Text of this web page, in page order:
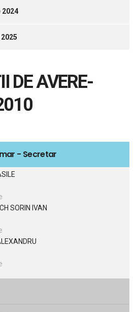
DE AVERE-
- Secretar
SORIN IVAN